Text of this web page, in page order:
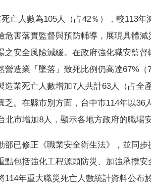
亡人數為105人（占42％），較113
危害落實監督與預防輔導，展現具體
之安全風險減緩。在政府強化職安監
營造業「墜落」致死比例仍高達67%
造業死亡人數增加7人共計63人（占全
乏。在縣市別方面，台中市114年以
北市增加8人，顯示各地方政府的職場
部已修正《職業安全衛生法》，並同
點包括強化工程源頭防災、加強承攬
114年重大職災死亡人數統計資料公布